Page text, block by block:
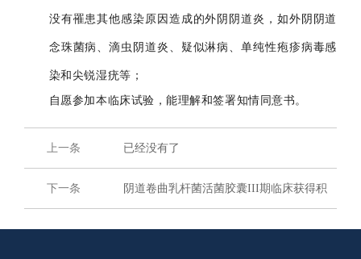
没有罹患其他感染原因造成的外阴阴道炎，如外阴阴道
念珠菌病、滴虫阴道炎、疑似淋病、单纯性疱疹病毒感
染和尖锐湿疣等；
自愿参加本临床试验，能理解和签署知情同意书。
上一条 已经没有了
下一条 阴道卷曲乳杆菌活菌胶囊III期临床获得积
极结果，显著降低妇科感染复发